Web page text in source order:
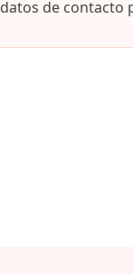
datos de contacto